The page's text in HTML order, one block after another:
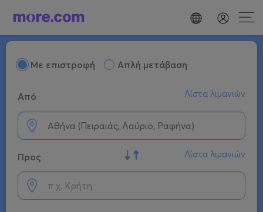
Mε επιστροφή Απλή μετάβαση
Από Λίστα λιμανιών
Προς Λίστα λιμανιών